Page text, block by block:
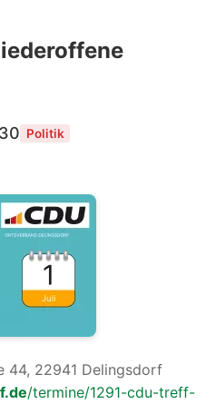
Politik
44, 22941 Delingsdorf
/termine/1291-cdu-treff-